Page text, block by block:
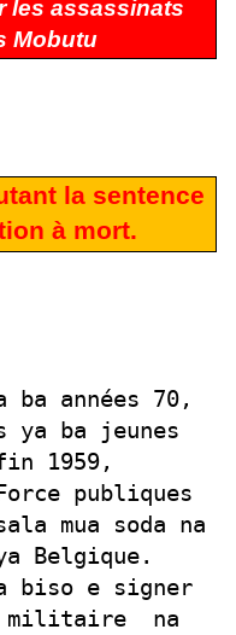
les assassinats
Mobutu
la sentence
à mort.
années 70,
ya ba jeunes
1959,
publiques
mua soda na
Belgique.
biso e signer
militaire na